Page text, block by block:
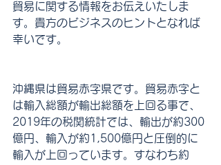
貿易に関する情報をお伝えいたしま
す。貴方のビジネスのヒントとなれば
幸いです。
沖縄県は貿易赤字県です。貿易赤字と
は輸入総額が輸出総額を上回る事で、
2019年の税関統計では、輸出が約300
億円、輸入が約1,500億円と圧倒的に
輸入が上回っています。すなわち約